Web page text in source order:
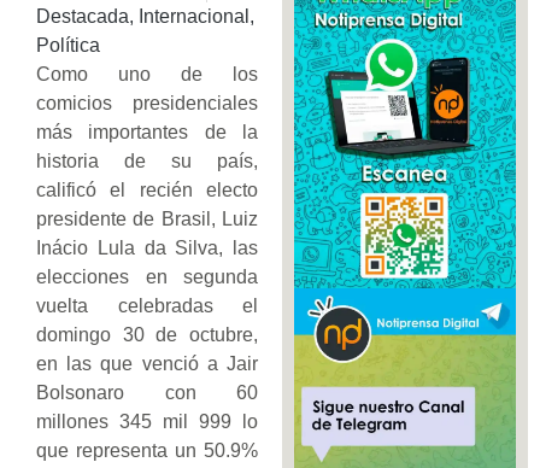
Destacada, Internacional ,
Política
Como uno de los
comicios presidenciales
más importantes de la
historia de su país,
calificó el recién electo
presidente de Brasil, Luiz
Inácio Lula da Silva, las
elecciones en segunda
vuelta celebradas el
domingo 30 de octubre,
en las que venció a Jair
Bolsonaro con 60
millones 345 mil 999 lo
que representa un 50.9%